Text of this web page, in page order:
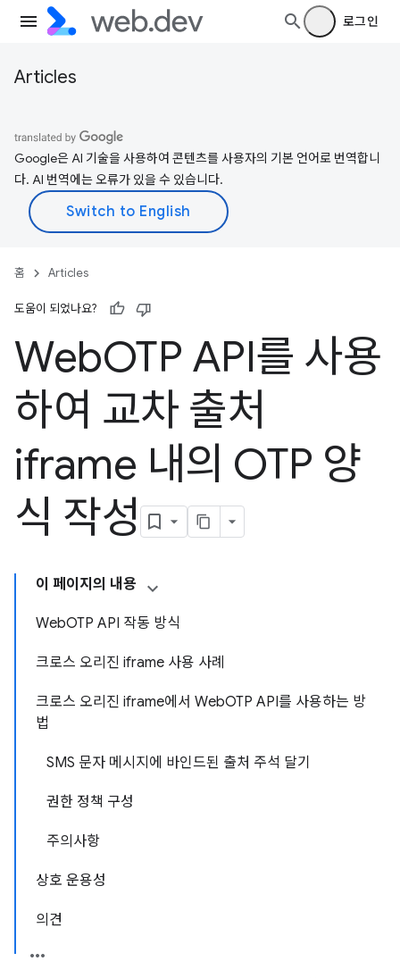
로그인
Articles
Google은 AI 기술을 사용하여 콘텐츠를 사용자의 기본 언어로 번역합니
다. AI 번역에는 오류가 있을 수 있습니다.
홈 Articles
도움이 되었나요?
WebOTP API를 사용
하여 교차 출처
iframe 내의 OTP 양
식 작성
이 페이지의 내용
WebOTP API 작동 방식
크로스 오리진 iframe 사용 사례
크로스 오리진 iframe에서 WebOTP API를 사용하는 방
법
SMS 문자 메시지에 바인드된 출처 주석 달기
권한 정책 구성
주의사항
상호 운용성
의견